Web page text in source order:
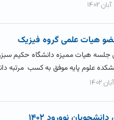
عضو هیات علمی گروه فیزیک
جلسه هیات ممیزه دانشگاه حکیم
علوم پایه موفق به کسب مرتبه